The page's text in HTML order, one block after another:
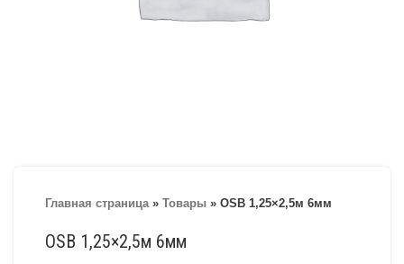
Главная страница» Товары » OSB 1,25×2,5м 6мм
OSB 1,25×2,5м 6мм